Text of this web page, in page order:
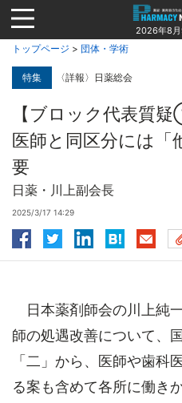
Jump
to
navigation
2026年8月
トップページ > 団体・学術
特集 〈詳報〉日薬総会
【ブロック代表質
医師と同区分には「
要
日薬・川上副会長
2025/3/17 14:29
日本薬剤師会の川上純
師の処遇改善について、
「二」から、医師や歯科
る案も含めて各所に働き